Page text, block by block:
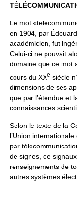
Le mot
en 1904, par
académicien, fut
Celui-ci ne pouvait
domaine que ce mot
cours du XXe siècle
dimensions de ses
que par l’étendue et
connaissances
Selon le texte de la
l’Union
par
de signes, de
renseignements de
autres systèmes